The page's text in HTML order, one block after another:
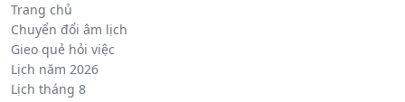
Trang chủ
Chuyển đổi âm lịch
Gieo quẻ hỏi việc
Lịch năm 2026
Lịch tháng 8